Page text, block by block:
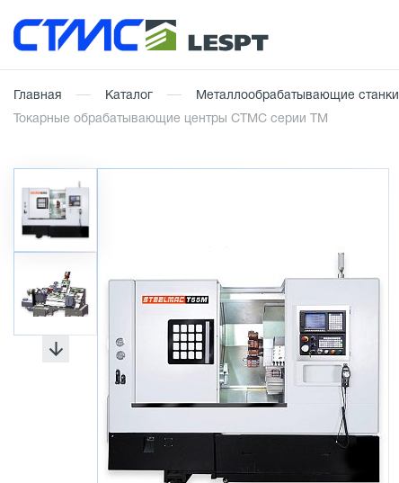
Главная Каталог Металлообрабатывающие станки
Токарные обрабатывающие центры СТМС серии TМ